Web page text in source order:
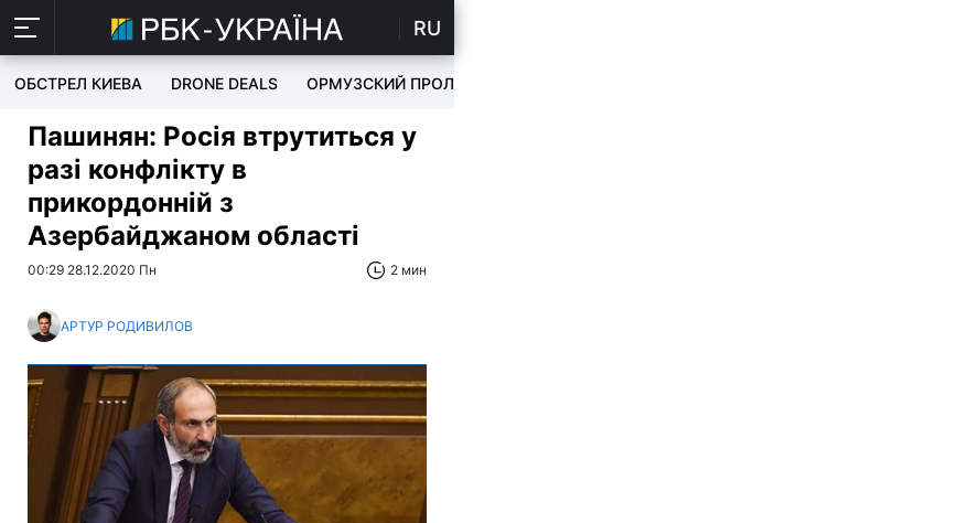
RU
ОБСТРЕЛ КИЕВА DRONE DEALS ОРМУЗСКИЙ ПРОЛИВ
Пашинян: Росія втрутиться у
разі конфлікту в
прикордонній з
Азербайджаном області
00:29 28.12.2020 Пн 2 мин
АРТУР РОДИВИЛОВ